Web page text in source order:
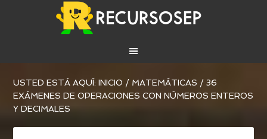
USTED ESTÁ AQUÍ:INICIO / MATEMÁTICAS / 36
EXÁMENES DE OPERACIONES CON NÚMEROS ENTEROS
Y DECIMALES